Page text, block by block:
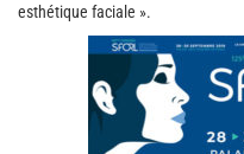
esthétique faciale ».